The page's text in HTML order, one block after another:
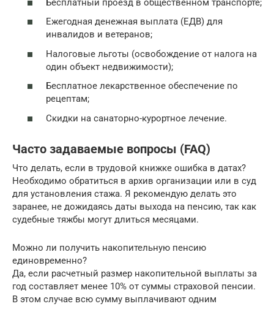
Бесплатный проезд в общественном транспорте;
Ежегодная денежная выплата (ЕДВ) для
инвалидов и ветеранов;
Налоговые льготы (освобождение от налога на
один объект недвижимости);
Бесплатное лекарственное обеспечение по
рецептам;
Скидки на санаторно-курортное лечение.
Часто задаваемые вопросы (FAQ)
Что делать, если в трудовой книжке ошибка в датах?
Необходимо обратиться в архив организации или в суд
для установления стажа. Я рекомендую делать это
заранее, не дожидаясь даты выхода на пенсию, так как
судебные тяжбы могут длиться месяцами.
Можно ли получить накопительную пенсию
единовременно?
Да, если расчетный размер накопительной выплаты за
год составляет менее 10% от суммы страховой пенсии.
В этом случае всю сумму выплачивают одним